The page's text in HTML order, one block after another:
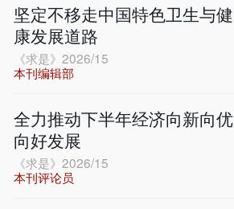
坚定不移走中国特色卫生与健
康发展道路
《求是》2026/15
本刊编辑部
全力推动下半年经济向新向优
向好发展
《求是》2026/15
本刊评论员